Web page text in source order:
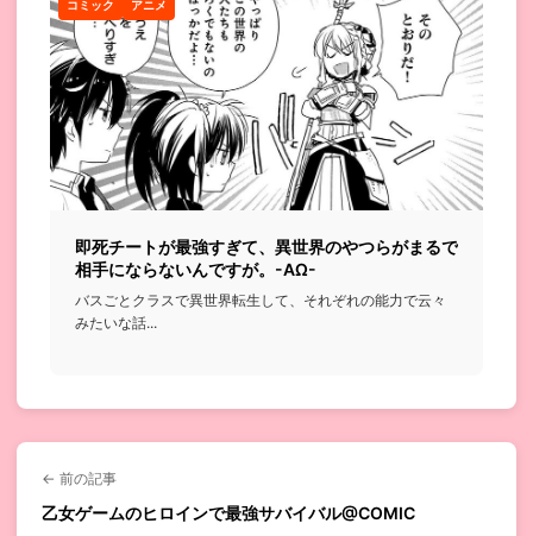
コミック アニメ
即死チートが最強すぎて、異世界のやつらがまるで
相手にならないんですが。-ΑΩ-
バスごとクラスで異世界転生して、それぞれの能力で云々
みたいな話...
← 前の記事
乙女ゲームのヒロインで最強サバイバル@COMIC